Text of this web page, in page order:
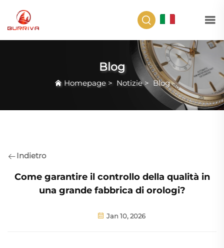
Blog
Homepage> Notizie> Blog
Indietro
Come garantire il controllo della qualità in
una grande fabbrica di orologi?
Jan 10, 2026